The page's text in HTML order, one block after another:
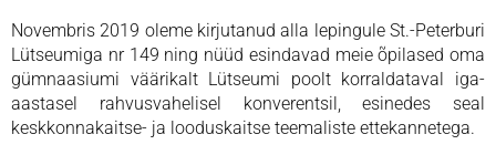
Novembris 2019 oleme kirjutanud alla lepingule St.-Peterburi
Lütseumiga nr 149 ning nüüd esindavad meie õpilased oma
gümnaasiumi väärikalt Lütseumi poolt korraldataval iga-
aastasel rahvusvahelisel konverentsil, esinedes seal
keskkonnakaitse- ja looduskaitse teemaliste ettekannetega.